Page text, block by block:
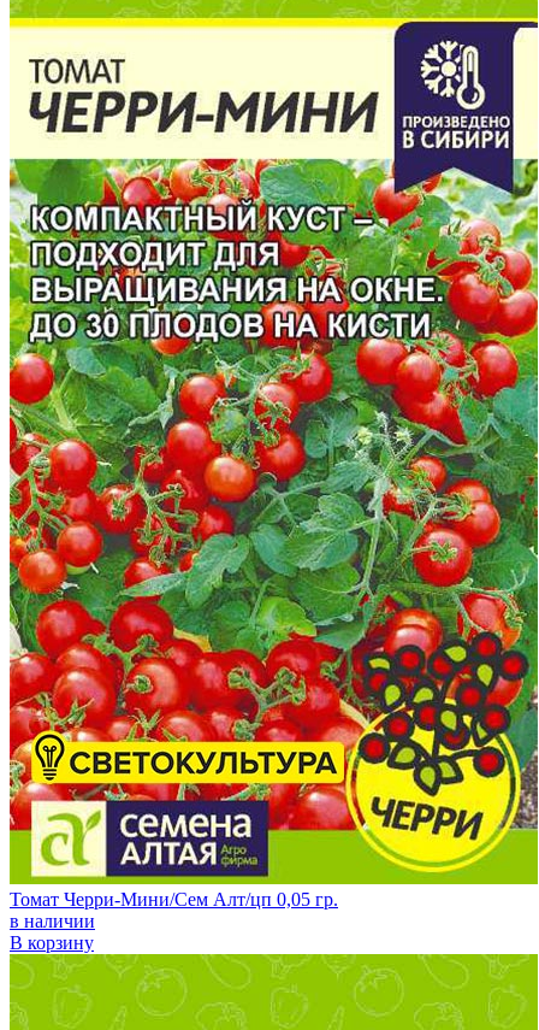
Томат Черри-Мини/Сем Алт/цп 0,05 гр.
в наличии
В корзину